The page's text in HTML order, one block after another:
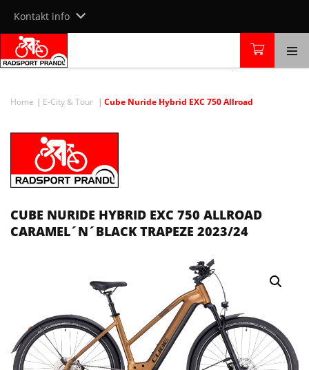
content
Kontakt info
Home E-City & Tour Cube Nuride Hybrid EXC 750 Allroad
CUBE NURIDE HYBRID EXC 750 ALLROAD
CARAMEL´N´BLACK TRAPEZE 2023/24